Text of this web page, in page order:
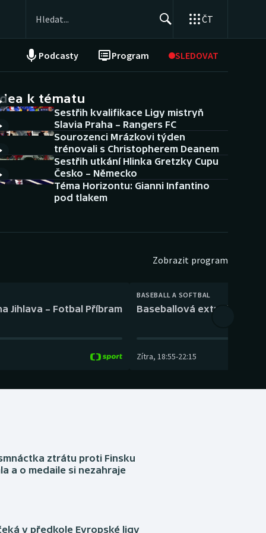
ČT
Podcasty Program SLEDOVAT
NEPŘEHLÉDNĚTE
Historické návraty
Aplikace ČT sport
AZ kvíz
k tématu
Sestřih kvalifikace Ligy mistryň
Slavia Praha – Rangers FC
Sourozenci Mrázkovi týden
trénovali s Christopherem Deanem
Sestřih utkání Hlinka Gretzky Cupu
Česko – Německo
Téma Horizontu: Gianni Infantino
pod tlakem
Zobrazit program
Jihlava – Fotbal Příbram
BASEBALL A SOFTBAL
Baseballová extraliga:
Zítra, 18:55-22:15
ztrátu proti Finsku
a o medaile si nezahraje
v předkole Evropské ligy